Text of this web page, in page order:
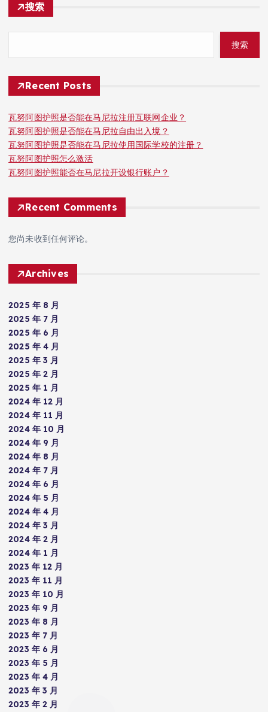
搜索
搜索
Recent Posts
瓦努阿图护照是否能在马尼拉注册互联网企业？
瓦努阿图护照是否能在马尼拉自由出入境？
瓦努阿图护照是否能在马尼拉使用国际学校的注册？
瓦努阿图护照怎么激活
瓦努阿图护照能否在马尼拉开设银行账户？
Recent Comments
您尚未收到任何评论。
Archives
2025 年 8 月
2025 年 7 月
2025 年 6 月
2025 年 4 月
2025 年 3 月
2025 年 2 月
2025 年 1 月
2024 年 12 月
2024 年 11 月
2024 年 10 月
2024 年 9 月
2024 年 8 月
2024 年 7 月
2024 年 6 月
2024 年 5 月
2024 年 4 月
2024 年 3 月
2024 年 2 月
2024 年 1 月
2023 年 12 月
2023 年 11 月
2023 年 10 月
2023 年 9 月
2023 年 8 月
2023 年 7 月
2023 年 6 月
2023 年 5 月
2023 年 4 月
2023 年 3 月
2023 年 2 月